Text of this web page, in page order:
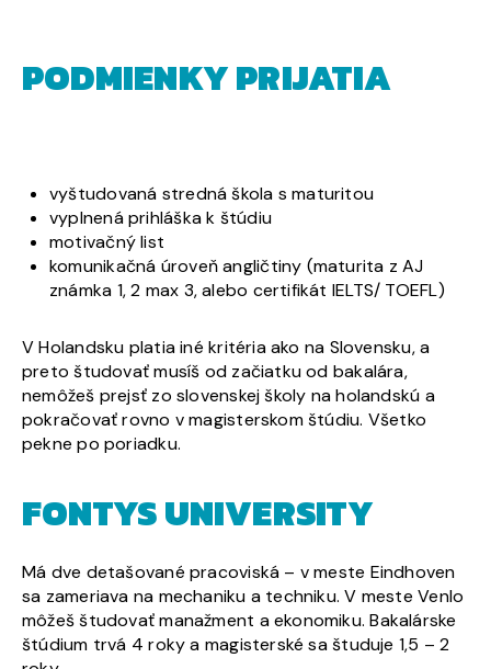
PODMIENKY PRIJATIA
vyštudovaná stredná škola s maturitou
vyplnená prihláška k štúdiu
motivačný list
komunikačná úroveň angličtiny (maturita z AJ
známka 1, 2 max 3, alebo certifikát IELTS/ TOEFL)
V Holandsku platia iné kritéria ako na Slovensku, a
preto študovať musíš od začiatku od bakalára,
nemôžeš prejsť zo slovenskej školy na holandskú a
pokračovať rovno v magisterskom štúdiu. Všetko
pekne po poriadku.
FONTYS UNIVERSITY
Má dve detašované pracoviská – v meste Eindhoven
sa zameriava na mechaniku a techniku. V meste Venlo
môžeš študovať manažment a ekonomiku. Bakalárske
štúdium trvá 4 roky a magisterské sa študuje 1,5 – 2